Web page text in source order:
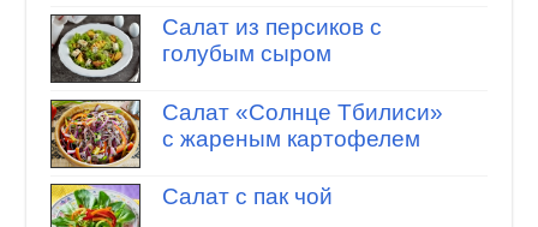
Салат из персиков с
голубым сыром
Салат «Солнце Тбилиси»
с жареным картофелем
Салат с пак чой